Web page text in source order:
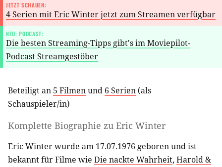
JETZT SCHAUEN:
4 Serien mit Eric Winter jetzt zum Streamen verfügbar
NEU: PODCAST:
Die besten Streaming-Tipps gibt's im Moviepilot-
Podcast Streamgestöber
Beteiligt an 5 Filmenund 6 Serien (als
Schauspieler/in)
Komplette Biographie zu Eric Winter
Eric Winter wurde am 17.07.1976 geboren und ist
bekannt für Filme wie Die nackte Wahrheit, Harold &